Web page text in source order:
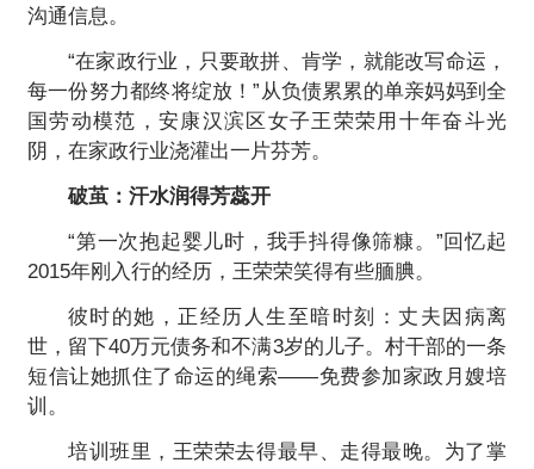
沟通信息。
“在家政行业，只要敢拼、肯学，就能改写命运，
每一份努力都终将绽放！”从负债累累的单亲妈妈到全
国劳动模范，安康汉滨区女子王荣荣用十年奋斗光
阴，在家政行业浇灌出一片芬芳。
破茧：汗水润得芳蕊开
“第一次抱起婴儿时，我手抖得像筛糠。”回忆起
2015年刚入行的经历，王荣荣笑得有些腼腆。
彼时的她，正经历人生至暗时刻：丈夫因病离
世，留下40万元债务和不满3岁的儿子。村干部的一条
短信让她抓住了命运的绳索——免费参加家政月嫂培
训。
培训班里，王荣荣去得最早、走得最晚。为了掌